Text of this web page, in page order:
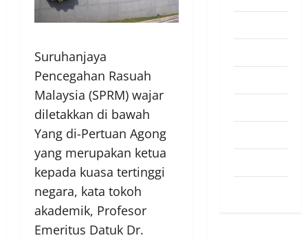
Suruhanjaya
Pencegahan Rasuah
Malaysia (SPRM) wajar
diletakkan di bawah
Yang di-Pertuan Agong
yang merupakan ketua
kepada kuasa tertinggi
negara, kata tokoh
akademik, Profesor
Emeritus Datuk Dr.